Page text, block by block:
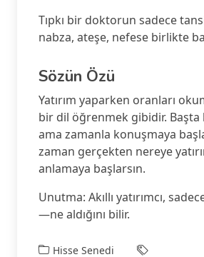
Tıpkı bir doktorun sadece
nabza, ateşe, nefese birlikte
Sözün Özü
Yatırım yaparken oranları
bir dil öğrenmek gibidir. Başta
ama zamanla konuşmaya
zaman gerçekten nereye
anlamaya başlarsın.
Unutma: Akıllı yatırımcı,
—ne aldığını bilir.
Hisse Senedi